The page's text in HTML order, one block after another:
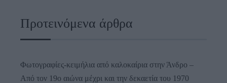
Προτεινόμενα άρθρα
Φωτογραφίες-κειμήλια από καλοκαίρια στην Άνδρο –
Από τον 19ο αιώνα μέχρι και την δεκαετία του 1970